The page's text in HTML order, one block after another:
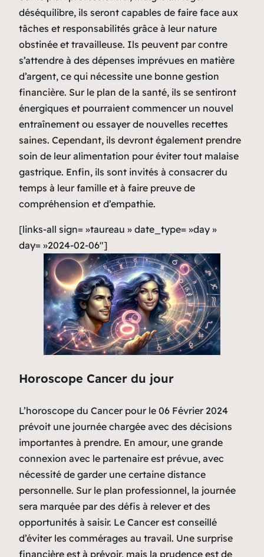
déséquilibre, ils seront capables de faire face aux
tâches et responsabilités grâce à leur nature
obstinée et travailleuse. Ils peuvent par contre
s’attendre à des dépenses imprévues en matière
d’argent, ce qui nécessite une bonne gestion
financière. Sur le plan de la santé, ils se sentiront
énergiques et pourraient commencer un nouvel
entraînement ou essayer de nouvelles recettes
saines. Cependant, ils devront également prendre
soin de leur alimentation pour éviter tout malaise
gastrique. Enfin, ils sont invités à consacrer du
temps à leur famille et à faire preuve de
compréhension et d’empathie.
[links-all sign= »taureau » date_type= »day »
day= »2024-02-06″]
Horoscope Cancer du jour
L’horoscope du Cancer pour le 06 Février 2024
prévoit une journée chargée avec des décisions
importantes à prendre. En amour, une grande
connexion avec le partenaire est prévue, avec
nécessité de garder une certaine distance
personnelle. Sur le plan professionnel, la journée
sera marquée par des défis à relever et des
opportunités à saisir. Le Cancer est conseillé
d’éviter les commérages au travail. Une surprise
financière est à prévoir, mais la prudence est de